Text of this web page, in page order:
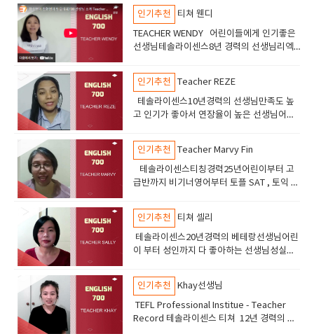
토익 수업도 진행합니다안녕하세요 엘라선생
님을 소개해드립니다
인기추천
티쳐 웬디
TEACHER WENDY 어린이들에게 인기좋은
선생님테솔라이센스8년 경력의 선생님리엑
에서 추천드립니다.
인기추천
Teacher REZE
테솔라이센스10년경력의 선생님만족도 높
고 인기가 좋아서 연장율이 높은 선생님어린
음
인기추천
Teacher Marvy Fin
테솔라이센스티칭경력25년어린이부터 고
급반까지 비기너영어부터 토플 SAT , 토익 오
도가 아주높음
인기추천
티쳐 셀리
테솔라이센스20년경력의 베테랑선생님어린
이 부터 성인까지 다 좋아하는 선생님성실의
분하게 공부할 어린이 성인들에게 추천
인기추천
Khay선생님
TEFL Professional Institue - Teacher
Record 테솔라이센스 티쳐 12년 경력의 선